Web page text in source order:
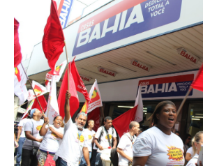
Atendimentos
Coletivo Margaridas
Coletivo de Igualdade Racial
DENÚNCIAS
SERVIÇOS